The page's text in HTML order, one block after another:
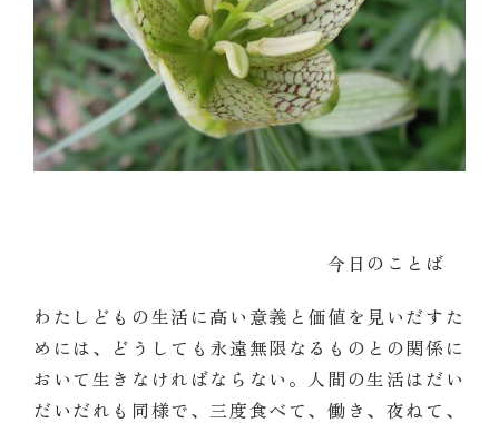
今日のことば
わたしどもの生活に高い意義と価値を見いだすた
めには、どうしても永遠無限なるものとの関係に
おいて生きなければならない。人間の生活はだい
だいだれも同様で、三度食べて、働き、夜ねて、